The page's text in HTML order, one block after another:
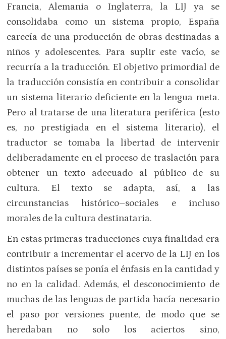
Francia, Alemania o Inglaterra, la LIJ ya se
consolidaba como un sistema propio, España
carecía de una producción de obras destinadas a
niños y adolescentes. Para suplir este vacío, se
recurría a la traducción. El objetivo primordial de
la traducción consistía en contribuir a consolidar
un sistema literario deficiente en la lengua meta.
Pero al tratarse de una literatura periférica (esto
es, no prestigiada en el sistema literario), el
traductor se tomaba la libertad de intervenir
deliberadamente en el proceso de traslación para
obtener un texto adecuado al público de su
cultura. El texto se adapta, así, a las
circunstancias histórico–sociales e incluso
morales de la cultura destinataria.
En estas primeras traducciones cuya finalidad era
contribuir a incrementar el acervo de la LIJ en los
distintos países se ponía el énfasis en la cantidad y
no en la calidad. Además, el desconocimiento de
muchas de las lenguas de partida hacía necesario
el paso por versiones puente, de modo que se
heredaban no solo los aciertos sino,